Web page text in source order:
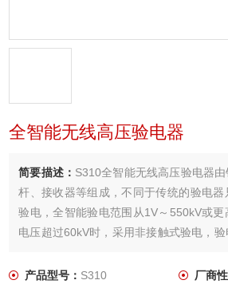
全智能无线高压验电器
简要描述： S310全智能无线高压验电器
杆、接收器等组成，不同于传统的验电
验电，全智能验电范围从1V～550kV或
电压超过60kV时，采用非接触式验电，
产品型号： S310 厂商